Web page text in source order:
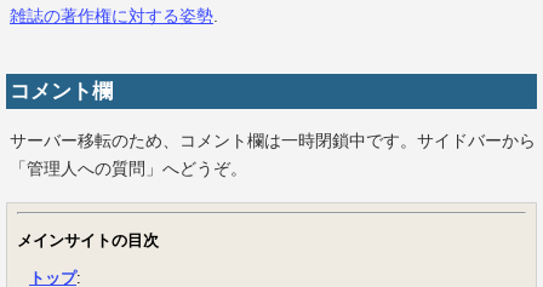
雑誌の著作権に対する姿勢.
コメント欄
サーバー移転のため、コメント欄は一時閉鎖中です。サイドバーから
「管理人への質問」へどうぞ。